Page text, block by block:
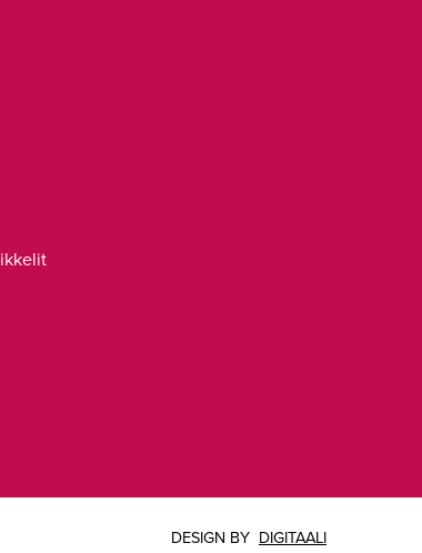
DESIGN BY DIGITAALI